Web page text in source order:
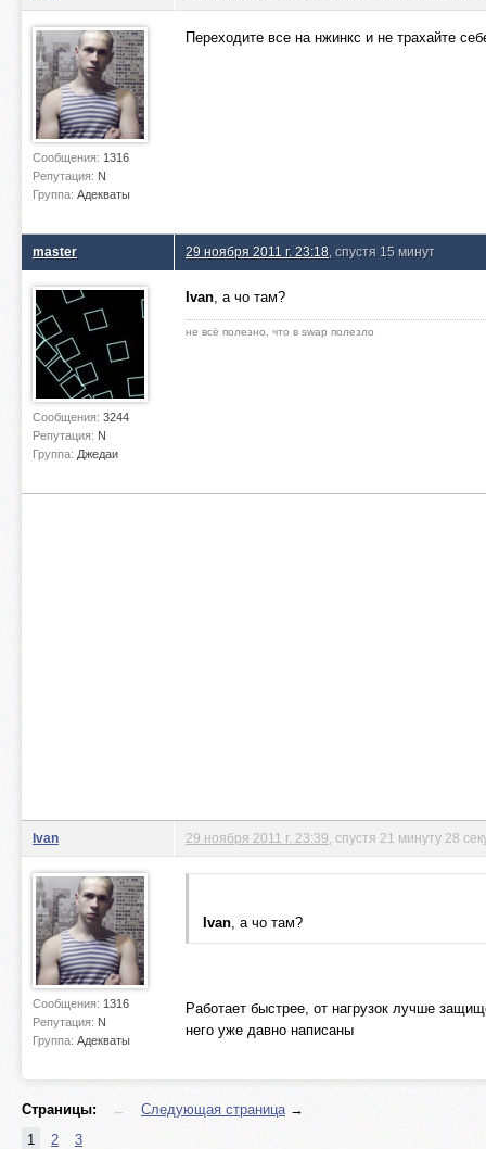
Сообщения: 1316
Репутация: N
Группа: Адекваты
Переходите все на нжинкс и не трахайте
master
Сообщения: 3244
Репутация: N
Группа: Джедаи
29 ноября 2011 г. 23:18 , спустя 15 минут
Ivan, а чо там?
не всё полезно, что в swap полезло
Ivan
Сообщения: 1316
Репутация: N
Группа: Адекваты
29 ноября 2011 г. 23:39 , спустя 21 минуту 28
Ivan, а чо там?
Работает быстрее, от нагрузок лучше
него уже давно написаны
Страницы: ← Следующая страница→
1
2 3